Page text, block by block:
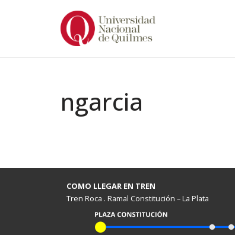
ngarcia
COMO LLEGAR EN TREN
Tren Roca . Ramal Constitución – La Plata